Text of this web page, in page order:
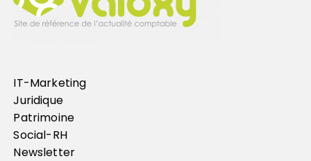
IT-Marketing
Juridique
Patrimoine
Social-RH
Newsletter